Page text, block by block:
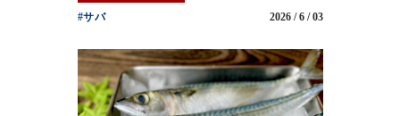
#サバ
2026 / 6 / 03